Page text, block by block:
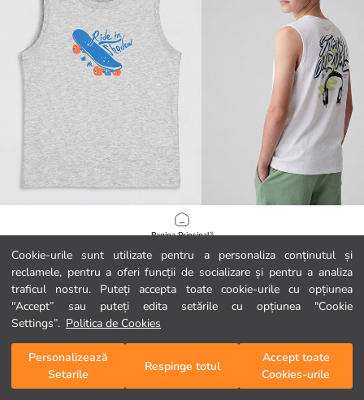
Cookie-urile sunt utilizate pentru a personaliza conținutul și
reclamele, pentru a oferi funcții de socializare și pentru a analiza
traficul nostru. Puteți accepta toate cookie-urile cu opțiunea
"Accept” sau puteți edita setările cu opțiunea "Cookie
Settings”. Politica de Cookies
Personalizează
Setarile
Respinge totul
Accept toate
Cookies-urile
Pagina Principală
Categorii
Coșul meu
Maiou băieți imprimat cu guler rotund
19,99 RON
14,99 RON